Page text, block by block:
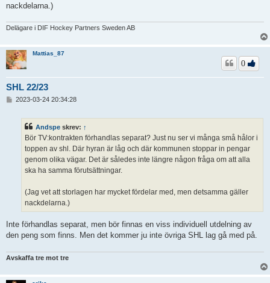
nackdelarna.)
Delägare i DIF Hockey Partners Sweden AB
Mattias_87
SHL 22/23
0
2023-03-24 20:34:28
Andspe skrev: ↑
Bör TV:kontrakten förhandlas separat? Just nu ser vi många små hålor i
toppen av shl. Där hyran är låg och där kommunen stoppar in pengar
genom olika vägar. Det är således inte längre någon fråga om att alla
ska ha samma förutsättningar.
(Jag vet att storlagen har mycket fördelar med, men detsamma gäller
nackdelarna.)
Inte förhandlas separat, men bör finnas en viss individuell utdelning av
den peng som finns. Men det kommer ju inte övriga SHL lag gå med på.
Avskaffa tre mot tre